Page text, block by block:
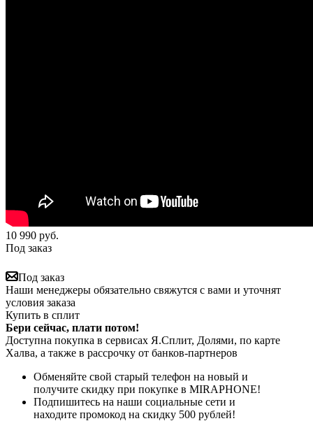
10 990 руб.
Под заказ
Под заказ
Наши менеджеры обязательно свяжутся с вами и уточнят
условия заказа
Купить в сплит
Бери сейчас, плати потом!
Доступна покупка в сервисах Я.Сплит, Долями, по карте
Халва, а также в рассрочку от банков-партнеров
Обменяйте свой старый телефон на новый и
получите скидку при покупке в MIRAPHONE!
Подпишитесь на наши социальные сети и
находите промокод на скидку 500 рублей!